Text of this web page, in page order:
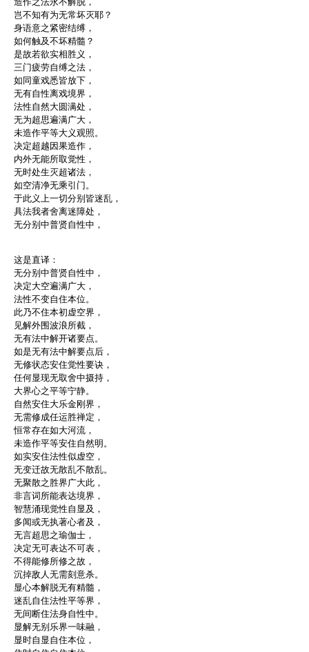
岂不知有为无常坏灭耶？
身语意之紧密结缚，
如何触及不坏精髓？
是故若欲实相胜义，
三门疲劳自缚之法，
如同童戏悉皆放下，
无有自性离戏境界，
法性自然大圆满处，
无为超思遍满广大，
未造作平等大义观照。
决定超越因果造作，
内外无能所取觉性，
无时处生灭超诸法，
如空清净无乘引门。
于此义上一切分别皆迷乱，
具法我者舍离迷障处，
无分别中普贤自性中，
这是直译：
无分别中普贤自性中，
决定大空遍满广大，
法性不变自住本位。
此乃不住本初虚空界，
见解外围波浪所截，
无有法中解开诸要点。
如是无有法中解要点后，
无修状态安住觉性要诀，
任何显现无取舍中摄持，
大界心之平等宁静。
自然安住大乐金刚界，
无需修成任运胜禅定，
恒常存在如大河流，
未造作平等安住自然明。
如实安住法性似虚空，
无变迁故无散乱不散乱。
无聚散之胜界广大此，
非言词所能表达境界，
智慧涌现觉性自显及，
多闻或无执著心者及，
无言超思之瑜伽士，
决定无可表达不可表，
不得能修所修之故，
沉掉敌人无需刻意杀。
显心本解脱无有精髓，
迷乱自住法性平等界，
无间断住法身自性中。
显解无别乐界一味融，
显时自显自住本位，